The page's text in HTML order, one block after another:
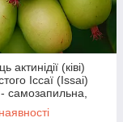
актинідії (ківі)
Іссаї (Issai)
самозапильна,
С1.5